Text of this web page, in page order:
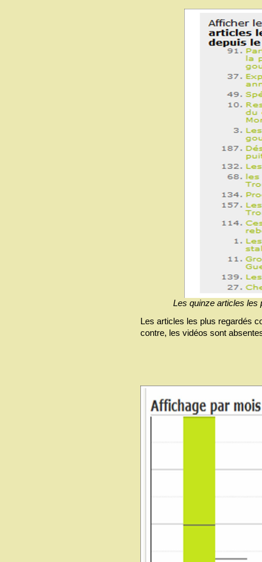
Les quinze articles les
Les articles les plus regardés
contre, les vidéos sont